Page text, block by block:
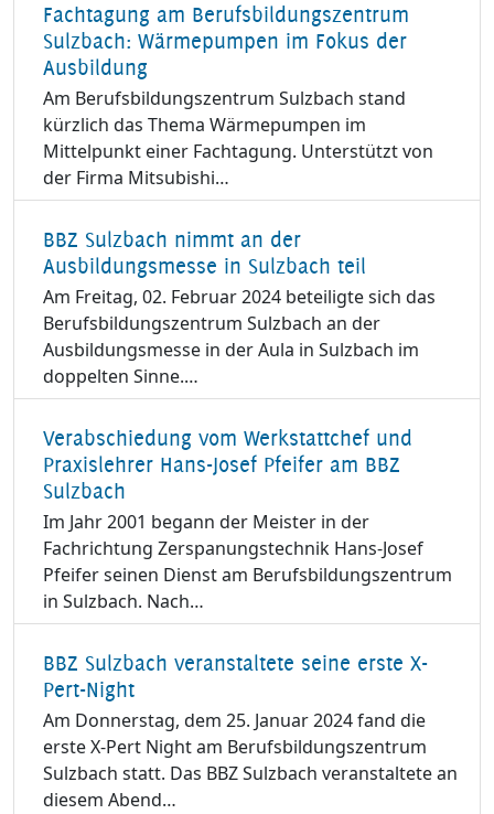
Fachtagung am Berufsbildungszentrum
Sulzbach: Wärmepumpen im Fokus der
Ausbildung
Am Berufsbildungszentrum Sulzbach stand
kürzlich das Thema Wärmepumpen im
Mittelpunkt einer Fachtagung. Unterstützt von
der Firma Mitsubishi…
BBZ Sulzbach nimmt an der
Ausbildungsmesse in Sulzbach teil
Am Freitag, 02. Februar 2024 beteiligte sich das
Berufsbildungszentrum Sulzbach an der
Ausbildungsmesse in der Aula in Sulzbach im
doppelten Sinne.…
Verabschiedung vom Werkstattchef und
Praxislehrer Hans-Josef Pfeifer am BBZ
Sulzbach
Im Jahr 2001 begann der Meister in der
Fachrichtung Zerspanungstechnik Hans-Josef
Pfeifer seinen Dienst am Berufsbildungszentrum
in Sulzbach. Nach…
BBZ Sulzbach veranstaltete seine erste X-
Pert-Night
Am Donnerstag, dem 25. Januar 2024 fand die
erste X-Pert Night am Berufsbildungszentrum
Sulzbach statt. Das BBZ Sulzbach veranstaltete an
diesem Abend…